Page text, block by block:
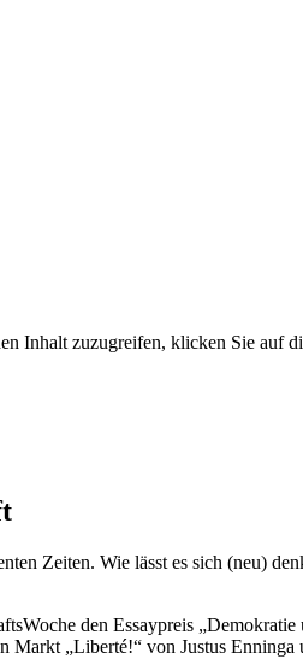
Inhalt zuzugreifen, klicken Sie auf
Zeiten. Wie lässt es sich (neu)
den Essay­preis
„Liberté!“ von Justus